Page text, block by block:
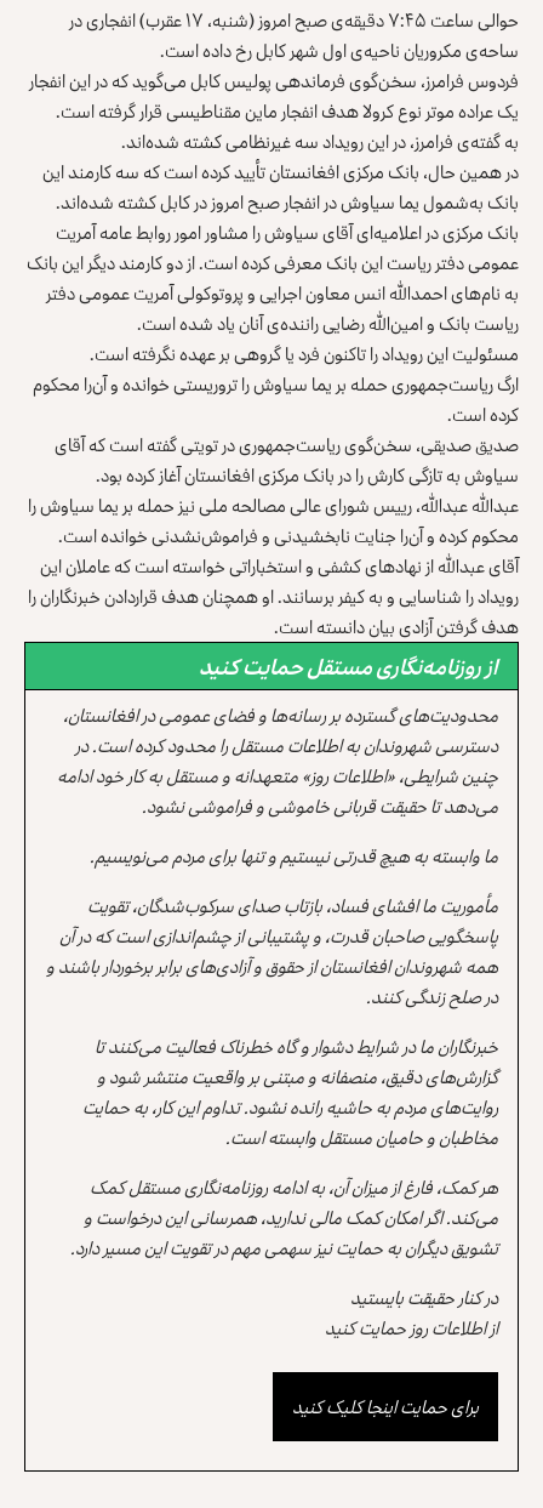
حوالی ساعت ۷:۴۵ دقیقه‌ی صبح امروز (شنبه، ۱۷ عقرب) انفجاری در
ساحه‌ی مکروریان ناحیه‌ی اول شهر کابل رخ داده است.
فردوس فرامرز، سخن‌گوی فرماندهی پولیس کابل می‌گوید که در این انفجار
یک عراده موتر نوع کرولا هدف انفجار ماین مقناطیسی قرار گرفته است.
به گفته‌ی فرامرز، در این رویداد سه غیرنظامی کشته شده‌اند.
در همین حال، بانک مرکزی افغانستان تأیید کرده است که سه کارمند این
بانک به‌شمول یما سیاوش در انفجار صبح امروز در کابل کشته شده‌اند.
بانک مرکزی در اعلامیه‌ای آقای سیاوش را مشاور امور روابط عامه آمریت
عمومی دفتر ریاست این بانک معرفی کرده است. از دو کارمند دیگر این بانک
به نام‌های احمدالله انس معاون اجرایی و پروتوکولی آمریت عمومی دفتر
ریاست بانک و امین‌الله رضایی راننده‌ی آنان یاد شده است.
مسئولیت این رویداد را تاکنون فرد یا گروهی بر عهده نگرفته است.
ارگ ریاست‌جمهوری حمله بر یما سیاوش را تروریستی خوانده و آن‌را محکوم
کرده است.
صدیق صدیقی، سخن‌گوی ریاست‌جمهوری در تویتی گفته است که آقای
سیاوش به تازگی کارش را در بانک مرکزی افغانستان آغاز کرده بود.
عبدالله عبدالله، رییس شورای عالی مصالحه ملی نیز حمله بر یما سیاوش را
محکوم کرده و آن‌را جنایت نابخشیدنی و فراموش‌نشدنی خوانده است.
آقای عبدالله از نهادهای کشفی و استخباراتی خواسته است که عاملان این
رویداد را شناسایی و به کیفر برسانند. او همچنان هدف قراردادن خبرنگاران را
هدف گرفتن آزادی بیان دانسته است.
از روزنامه‌نگاری مستقل حمایت کنید
محدودیت‌های گسترده بر رسانه‌ها و فضای عمومی در افغانستان،
دسترسی شهروندان به اطلاعات مستقل را محدود کرده است. در
چنین شرایطی، «اطلاعات روز» متعهدانه و مستقل به کار خود ادامه
می‌دهد تا حقیقت قربانی خاموشی و فراموشی نشود.
ما وابسته به هیچ قدرتی نیستیم و تنها برای مردم می‌نویسیم.
مأموریت ما افشای فساد، بازتاب صدای سرکوب‌شدگان، تقویت
پاسخگویی صاحبان قدرت، و پشتیبانی از چشم‌اندازی است که در آن
همه شهروندان افغانستان از حقوق و آزادی‌های برابر برخوردار باشند و
در صلح زندگی کنند.
خبرنگاران ما در شرایط دشوار و گاه خطرناک فعالیت می‌کنند تا
گزارش‌های دقیق، منصفانه و مبتنی بر واقعیت منتشر شود و
روایت‌های مردم به حاشیه رانده نشود. تداوم این کار، به حمایت
مخاطبان و حامیان مستقل وابسته است.
هر کمک، فارغ از میزان آن، به ادامه روزنامه‌نگاری مستقل کمک
می‌کند. اگر امکان کمک مالی ندارید، همرسانی این درخواست و
تشویق دیگران به حمایت نیز سهمی مهم در تقویت این مسیر دارد.
در کنار حقیقت بایستید
از اطلاعات روز حمایت کنید
برای حمایت اینجا کلیک کنید